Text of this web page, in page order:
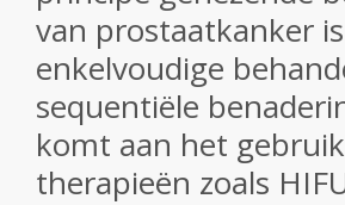
van prostaatkanker
enkelvoudige
sequentiële
komt aan het
therapieën zoals